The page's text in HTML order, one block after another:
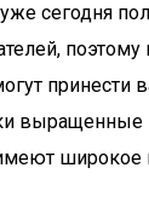
сегодня
принести
выращенные
широкое